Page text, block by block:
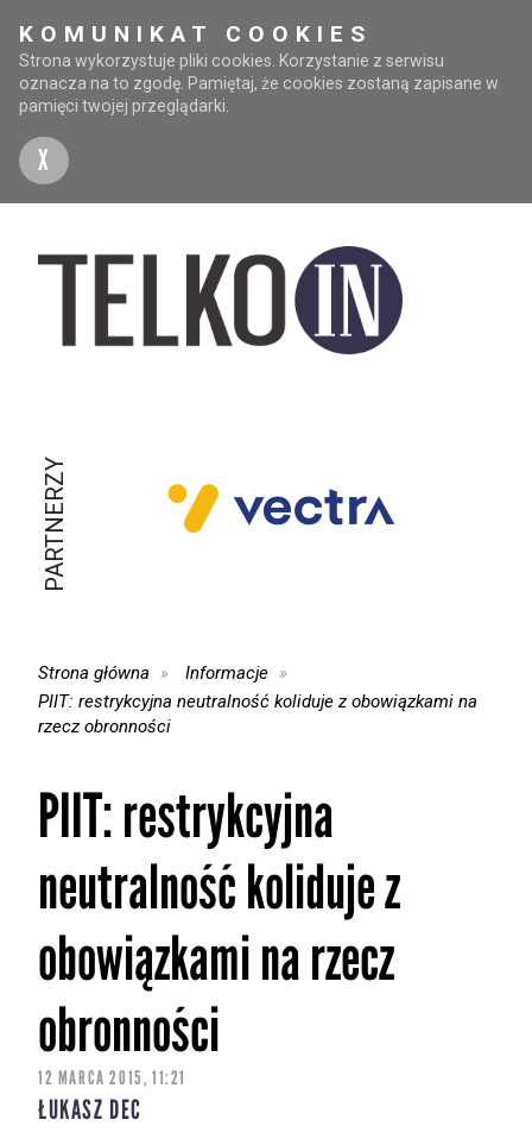
KOMUNIKAT COOKIES
Strona wykorzystuje pliki cookies. Korzystanie z serwisu
oznacza na to zgodę. Pamiętaj, że cookies zostaną zapisane w
pamięci twojej przeglądarki.
X
PARTNERZY
Strona główna
Informacje
PIIT: restrykcyjna neutralność koliduje z obowiązkami na
rzecz obronności
PIIT: restrykcyjna
neutralność koliduje z
obowiązkami na rzecz
obronności
12 MARCA 2015, 11:21
ŁUKASZ DEC